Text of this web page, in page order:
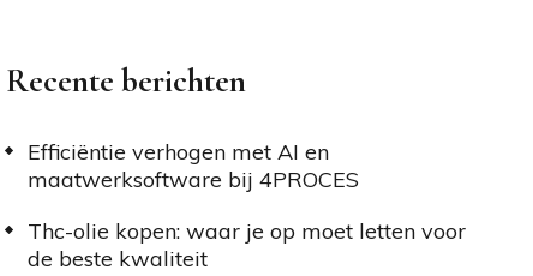
Recente berichten
Efficiëntie verhogen met AI en
maatwerksoftware bij 4PROCES
Thc-olie kopen: waar je op moet letten voor
de beste kwaliteit